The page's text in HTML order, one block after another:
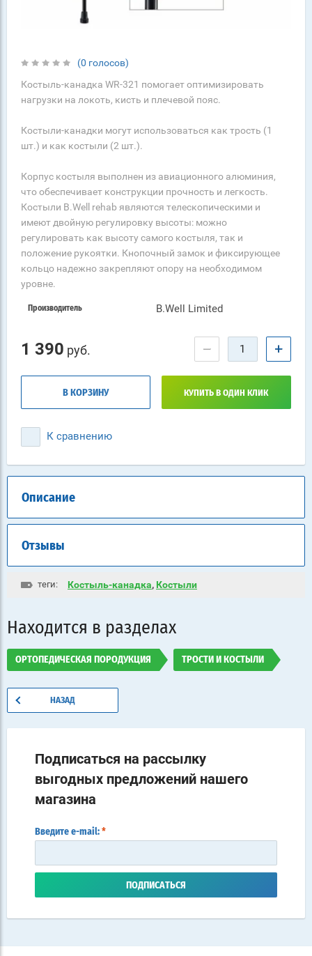
(0 голосов)
Костыль-канадка WR-321 помогает оптимизировать
нагрузки на локоть, кисть и плечевой пояс.
Костыли-канадки могут использоваться как трость (1
шт.) и как костыли (2 шт.).
Корпус костыля выполнен из авиационного алюминия,
что обеспечивает конструкции прочность и легкость.
Костыли B.Well rehab являются телескопическими и
имеют двойную регулировку высоты: можно
регулировать как высоту самого костыля, так и
положение рукоятки. Кнопочный замок и фиксирующее
кольцо надежно закрепляют опору на необходимом
уровне.
Производитель B.Well Limited
1 390 руб. − +
В КОРЗИНУ КУПИТЬ В ОДИН КЛИК
К сравнению
Описание
Отзывы
теги: Костыль-канадка, Костыли
Находится в разделах
ОРТОПЕДИЧЕСКАЯ ПОРОДУКЦИЯ ТРОСТИ И КОСТЫЛИ
НАЗАД
Подписаться на рассылку
выгодных предложений нашего
магазина
Введите e-mail: *
ПОДПИСАТЬСЯ